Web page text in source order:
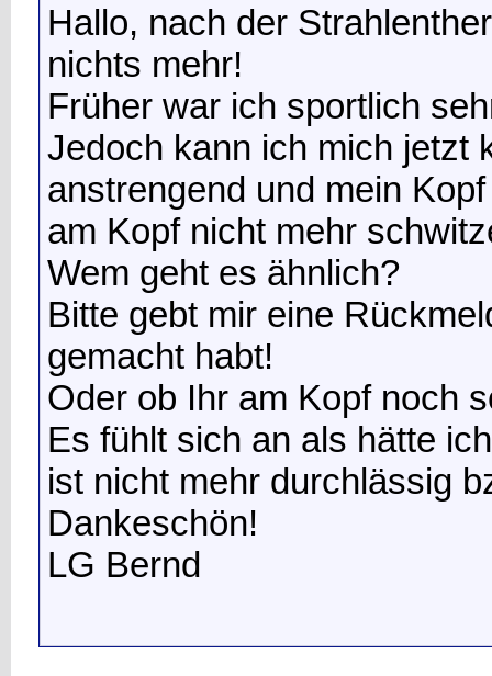
Hallo, nach der
nichts mehr!
Früher war ich sportlich
Jedoch kann ich mich jetzt
anstrengend und mein
am Kopf nicht mehr
Wem geht es ähnlich?
Bitte gebt mir eine
gemacht habt!
Oder ob Ihr am Kopf noch
Es fühlt sich an als hätte
ist nicht mehr durchlässig
Dankeschön!
LG Bernd